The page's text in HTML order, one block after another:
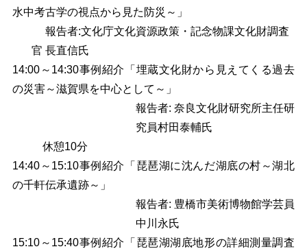
水中考古学の視点から見た防災～」
報告者:文化庁文化資源政策・記念物課文化財調査
官 長直信氏
14:00 ～14:30事例紹介「埋蔵文化財から見えてくる過去
の災害～滋賀県を中心として～」
報告者: 奈良文化財研究所主任研
究員村田泰輔氏
休憩10分
14:40 ～15:10事例紹介「琵琶湖に沈んだ湖底の村 ～湖北
の千軒伝承遺跡～」
報告者: 豊橋市美術博物館学芸員
中川永氏
15:10 ～15:40事例紹介「琵琶湖湖底地形の詳細測量調査